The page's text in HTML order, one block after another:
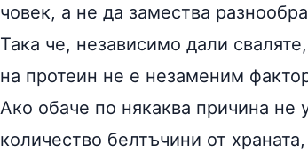
човек, а не да замества
Така че, независимо дали
на протеин не е незаменим
Ако обаче по някаква причина не
количество белтъчини от